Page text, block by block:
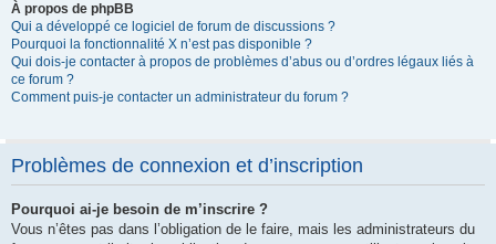
À propos de phpBB
Qui a développé ce logiciel de forum de discussions ?
Pourquoi la fonctionnalité X n’est pas disponible ?
Qui dois-je contacter à propos de problèmes d’abus ou d’ordres légaux liés à
ce forum ?
Comment puis-je contacter un administrateur du forum ?
Problèmes de connexion et d’inscription
Pourquoi ai-je besoin de m’inscrire ?
Vous n’êtes pas dans l’obligation de le faire, mais les administrateurs du